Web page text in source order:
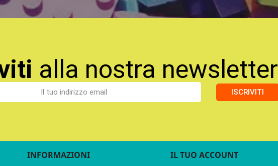
alla nostra newsletter
ISCRIVITI
INFORMAZIONI IL TUO ACCOUNT